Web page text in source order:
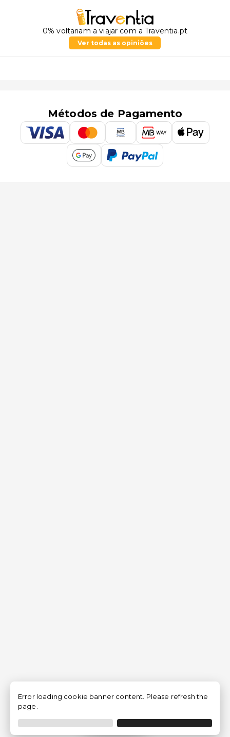
Filtrar
0% voltariam a viajar com a Traventia.pt
Ver todas as opiniões
Métodos de Pagamento
Error loading cookie banner content. Please refresh the
page.